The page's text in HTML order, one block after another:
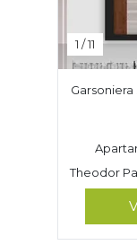
1 /11
Theodor